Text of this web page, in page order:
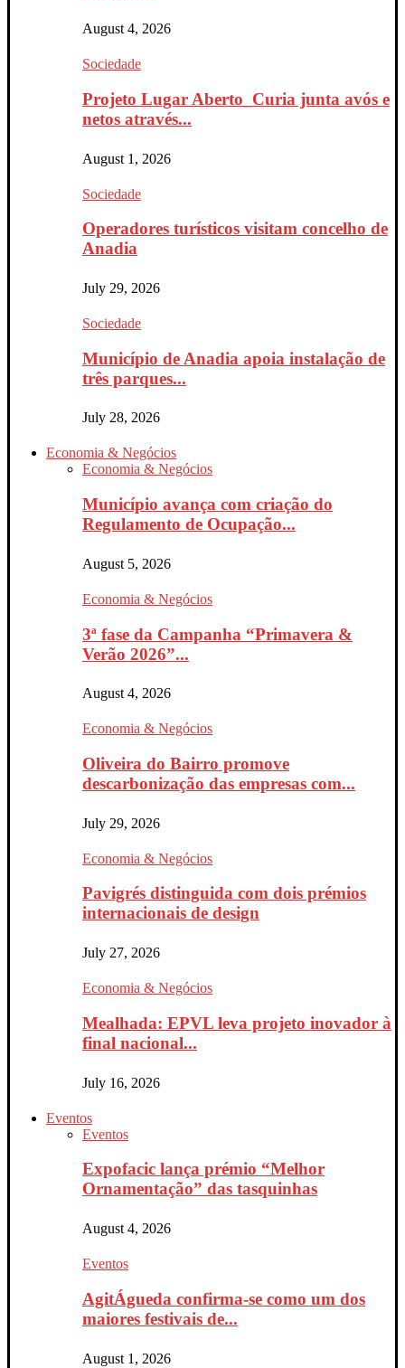
August 4, 2026
Sociedade
Projeto Lugar Aberto_Curia junta avós e
netos através...
August 1, 2026
Sociedade
Operadores turísticos visitam concelho de
Anadia
July 29, 2026
Sociedade
Município de Anadia apoia instalação de
três parques...
July 28, 2026
Economia & Negócios
Economia & Negócios
Município avança com criação do
Regulamento de Ocupação...
August 5, 2026
Economia & Negócios
3ª fase da Campanha “Primavera &
Verão 2026”...
August 4, 2026
Economia & Negócios
Oliveira do Bairro promove
descarbonização das empresas com...
July 29, 2026
Economia & Negócios
Pavigrés distinguida com dois prémios
internacionais de design
July 27, 2026
Economia & Negócios
Mealhada: EPVL leva projeto inovador à
final nacional...
July 16, 2026
Eventos
Eventos
Expofacic lança prémio “Melhor
Ornamentação” das tasquinhas
August 4, 2026
Eventos
AgitÁgueda confirma-se como um dos
maiores festivais de...
August 1, 2026